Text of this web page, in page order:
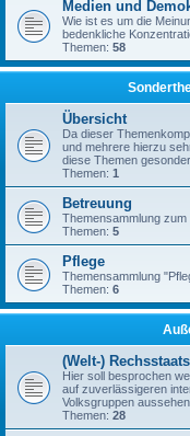
Medien und
Wie ist es um die
bedenkliche
Themen: 58
Übersicht
Da dieser
und mehrere hierzu
diese Themen
Themen: 1
Betreuung
Themensammlung
Themen: 5
Pflege
Themensammlung
Themen: 6
(Welt-)
Hier soll besprochen
auf zuverlässigeren
Volksgruppen
Themen: 28